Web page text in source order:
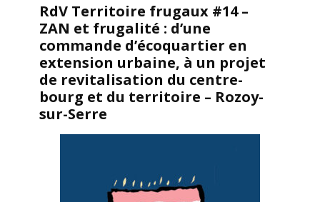
RdV Territoire frugaux #14 –
ZAN et frugalité : d’une
commande d’écoquartier en
extension urbaine, à un projet
de revitalisation du centre-
bourg et du territoire – Rozoy-
sur-Serre